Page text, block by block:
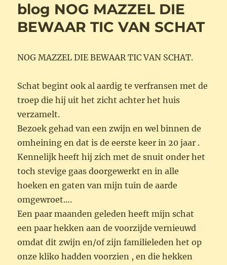
blog NOG MAZZEL DIE
BEWAAR TIC VAN SCHAT
NOG MAZZEL DIE BEWAAR TIC VAN SCHAT.
Schat begint ook al aardig te verfransen met de
troep die hij uit het zicht achter het huis
verzamelt.
Bezoek gehad van een zwijn en wel binnen de
omheining en dat is de eerste keer in 20 jaar .
Kennelijk heeft hij zich met de snuit onder het
toch stevige gaas doorgewerkt en in alle
hoeken en gaten van mijn tuin de aarde
omgewroet….
Een paar maanden geleden heeft mijn schat
een paar hekken aan de voorzijde vernieuwd
omdat dit zwijn en/of zijn familieleden het op
onze kliko hadden voorzien , en die hekken